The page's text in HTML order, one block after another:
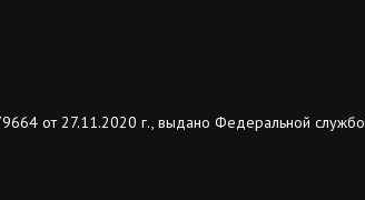
от 27.11.2020 г., выдано Федеральной